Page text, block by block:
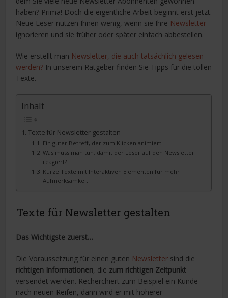
haben? Prima! Doch die eigentliche Arbeit beginnt erst jetzt.
Neue Leser nützen Ihnen wenig, wenn sie Ihre Newsletter
ignorieren und sie früher oder später einfach abbestellen.
Wie erstellt man Newsletter, die auch tatsächlich gelesen
werden? In unserem Ratgeber finden Sie Tipps für die tollen
Texte.
Inhalt
Texte für Newsletter gestalten
Ein guter Betreff, der zum Klicken animiert
Was muss man tun, damit der Leser auf den Newsletter
reagiert?
Kurze Texte mit Interaktiven Elementen für mehr
Aufmerksamkeit
Texte für Newsletter gestalten
Das Wichtigste zuerst…
Die Voraussetzung für einen guten Newsletter sind die
richtigen Informationen, die zum richtigen Zeitpunkt
versendet werden. Recherchiert zum Beispiel ein Kunde
nach neuen Reifen, dann wird er mit höherer